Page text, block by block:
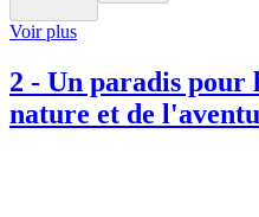
Voir plus
2 - Un paradis pour
nature et de